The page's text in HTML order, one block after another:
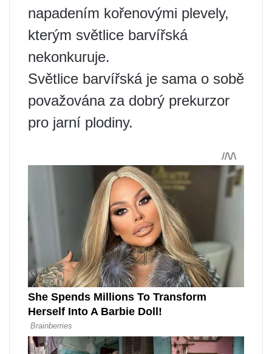
napadením kořenovými plevely,
kterým světlice barvířská
nekonkuruje.
Světlice barvířská je sama o sobě
považována za dobrý prekurzor
pro jarní plodiny.